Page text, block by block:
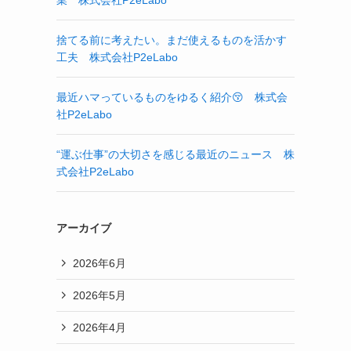
捨てる前に考えたい。まだ使えるものを活かす
工夫 株式会社P2eLabo
最近ハマっているものをゆるく紹介😚 株式会
社P2eLabo
“運ぶ仕事”の大切さを感じる最近のニュース 株
式会社P2eLabo
アーカイブ
2026年6月
2026年5月
2026年4月